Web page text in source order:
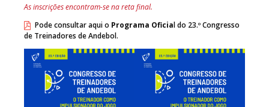
As inscrições encontram-se na reta final.
Pode consultar aqui o Programa Oficial do 23.º Congresso
de Treinadores de Andebol.